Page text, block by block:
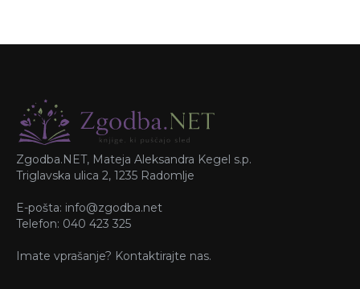
Zgodba.NET, Mateja Aleksandra Kegel s.p.
Triglavska ulica 2, 1235 Radomlje
E-pošta: info@zgodba.net
Telefon: 040 423 325
Imate vprašanje? Kontaktirajte nas.